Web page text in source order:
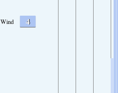
Wind 4